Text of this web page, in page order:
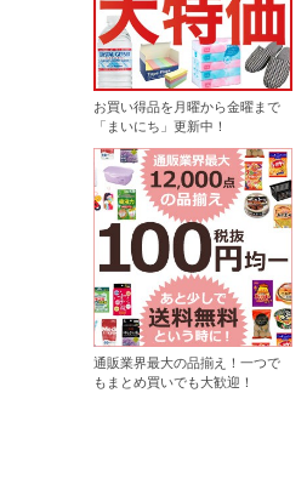
お買い得品を月曜から金曜まで
「まいにち」更新中！
通販業界最大の品揃え！一つで
もまとめ買いでも大歓迎！